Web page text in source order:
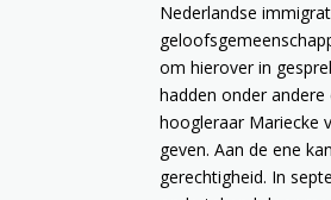
Nederlandse
om hierover in
hadden onder
hoogleraar Mariecke
geven. Aan de ene
gerechtigheid. In